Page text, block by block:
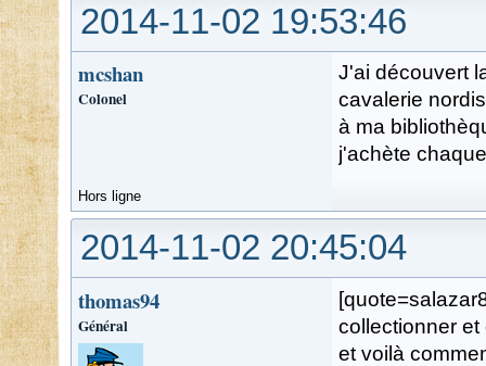
2014-11-02 19:53:46
mcshan
Colonel
J'ai découvert
cavalerie
à ma
j'achète
Hors ligne
2014-11-02 20:45:04
thomas94
Général
collectionner et
et voilà